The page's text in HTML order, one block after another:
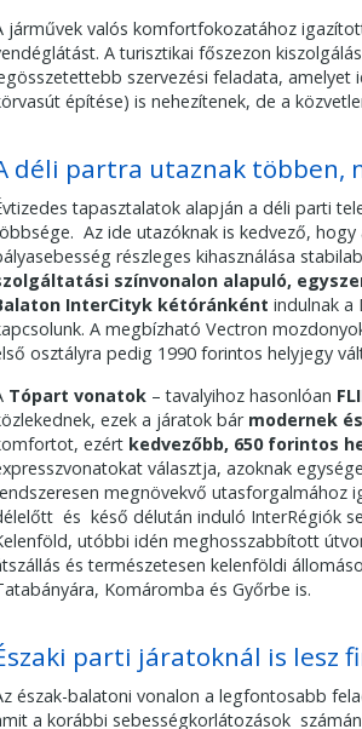
járművek valós komfortfokozatához
A turisztikai főszezon
szervezési feladata, amelyet
építése) is nehezítenek, de a
déli partra utaznak többen,
tapasztalatok alapján a déli parti
Az ide utazóknak is kedvező,
részleges kihasználása
színvonalon alapuló,
InterCityk kétóránként indulnak a
A megbízható Vectron
osztályra pedig 1990 forintos helyjegy
Tópart vonatok – tavalyihoz hasonlóan
ezek a járatok bár modernek
ezért kedvezőbb, 650 forintos
választja, azoknak
megnövekvő utasforgalmához
és késő délután induló InterRégiók
utóbbi idén meghosszabbított
és természetesen kelenföldi
Komáromba és Győrbe is.
parti járatoknál is lesz
észak-balatoni vonalon a legfontosabb
a korábbi sebességkorlátozások